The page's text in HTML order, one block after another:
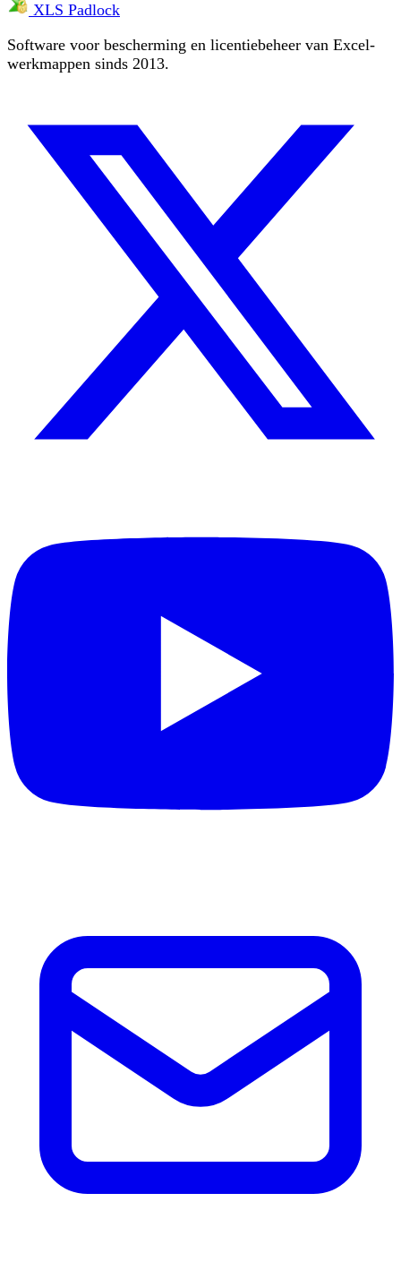
XLS Padlock
Software voor bescherming en licentiebeheer van Excel-
werkmappen sinds 2013.